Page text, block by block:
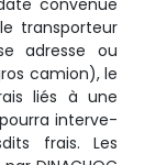
convenue
transporteur
adresse ou
camion), le
liés à une
pourra interve­
frais. Les